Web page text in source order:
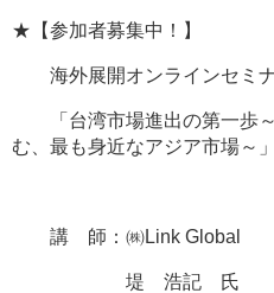
★【参加者募集中！】
海外展開オンラインセミ
「台湾市場進出の第一歩～
む、最も身近なアジア市場～」
講 師：㈱Link Global
堤 浩記 氏